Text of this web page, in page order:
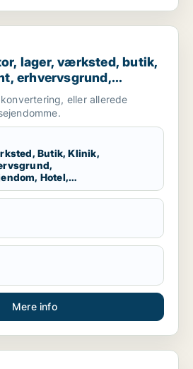
værksted, butik, klinik,
lager, værksted, butik,
erhvervsgrund,
hotel,
eller garage til salg i
eller allerede
Butik, Klinik,
Hotel,
Garage
Mere info